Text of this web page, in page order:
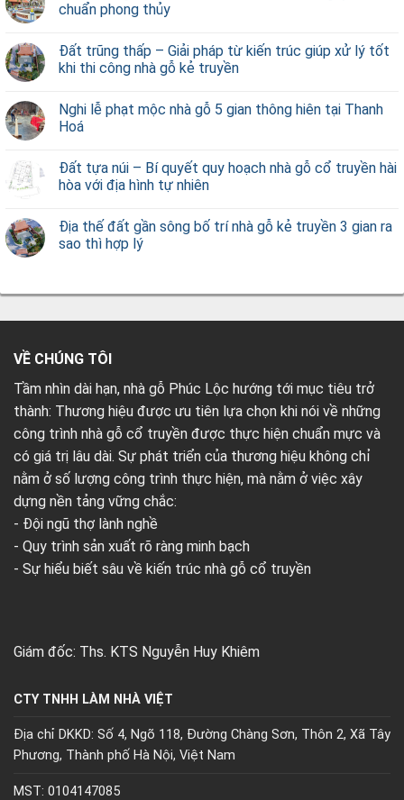
chuẩn phong thủy
Đất trũng thấp – Giải pháp từ kiến trúc giúp xử lý tốt
khi thi công nhà gỗ kẻ truyền
Nghi lễ phạt mộc nhà gỗ 5 gian thông hiên tại Thanh
Hoá
Đất tựa núi – Bí quyết quy hoạch nhà gỗ cổ truyền hài
hòa với địa hình tự nhiên
Địa thế đất gần sông bố trí nhà gỗ kẻ truyền 3 gian ra
sao thì hợp lý
VỀ CHÚNG TÔI
Tầm nhìn dài hạn, nhà gỗ Phúc Lộc hướng tới mục tiêu trở
thành: Thương hiệu được ưu tiên lựa chọn khi nói về những
công trình nhà gỗ cổ truyền được thực hiện chuẩn mực và
có giá trị lâu dài. Sự phát triển của thương hiệu không chỉ
nằm ở số lượng công trình thực hiện, mà nằm ở việc xây
dựng nền tảng vững chắc:
- Đội ngũ thợ lành nghề
- Quy trình sản xuất rõ ràng minh bạch
- Sự hiểu biết sâu về kiến trúc nhà gỗ cổ truyền
Giám đốc: Ths. KTS Nguyễn Huy Khiêm
CTY TNHH LÀM NHÀ VIỆT
Địa chỉ DKKD: Số 4, Ngõ 118, Đường Chàng Sơn, Thôn 2, Xã Tây
Phương, Thành phố Hà Nội, Việt Nam
MST: 0104147085